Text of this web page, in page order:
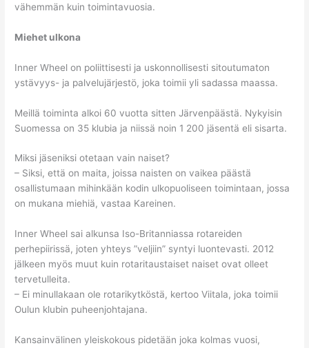
vähemmän kuin toimintavuosia.
Miehet ulkona
Inner Wheel on poliittisesti ja uskonnollisesti sitoutumaton
ystävyys- ja palvelujärjestö, joka toimii yli sadassa maassa.
Meillä toiminta alkoi 60 vuotta sitten Järvenpäästä. Nykyisin
Suomessa on 35 klubia ja niissä noin 1 200 jäsentä eli sisarta.
Miksi jäseniksi otetaan vain naiset?
– Siksi, että on maita, joissa naisten on vaikea päästä
osallistumaan mihinkään kodin ulkopuoliseen toimintaan, jossa
on mukana miehiä, vastaa Kareinen.
Inner Wheel sai alkunsa Iso-Britanniassa rotareiden
perhepiirissä, joten yhteys ”veljiin” syntyi luontevasti. 2012
jälkeen myös muut kuin rotaritaustaiset naiset ovat olleet
tervetulleita.
– Ei minullakaan ole rotarikytköstä, kertoo Viitala, joka toimii
Oulun klubin puheenjohtajana.
Kansainvälinen yleiskokous pidetään joka kolmas vuosi,